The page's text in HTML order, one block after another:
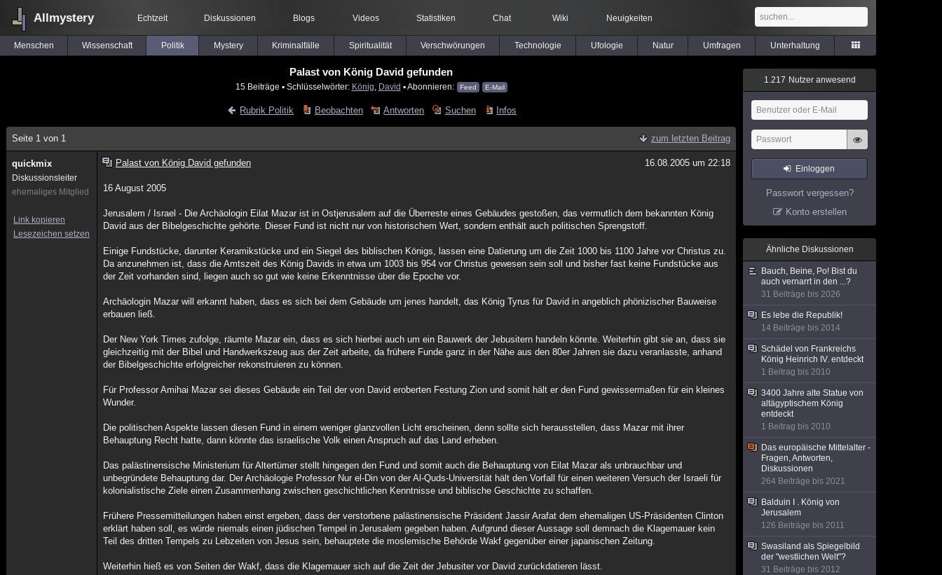
Allmystery Echtzeit Diskussionen Blogs Videos Statistiken Chat Wiki Neuigkeiten
Menschen Wissenschaft Politik Mystery Kriminalfälle Spiritualität Verschwörungen Technologie Ufologie Natur Umfragen Unterhaltung
Palast von König David gefunden
15 Beiträge ▪ Schlüsselwörter: König David ▪ Abonnieren: Feed E-Mail
Rubrik Politik Beobachten Antworten Suchen Infos
Seite 1 von 1 zum letzten Beitrag
quickmix
Diskussionsleiter
ehemaliges Mitglied
Link kopieren
Lesezeichen setzen
Palast von König David gefunden 16.08.2005 um 22:18
16 August 2005
Jerusalem / Israel - Die Archäologin Eilat Mazar ist in Ostjerusalem auf die Überreste eines Gebäudes gestoßen, das vermutlich dem bekannten König
David aus der Bibelgeschichte gehörte. Dieser Fund ist nicht nur von historischem Wert, sondern enthält auch politischen Sprengstoff.
Einige Fundstücke, darunter Keramikstücke und ein Siegel des biblischen Königs, lassen eine Datierung um die Zeit 1000 bis 1100 Jahre vor Christus zu.
Da anzunehmen ist, dass die Amtszeit des König Davids in etwa um 1003 bis 954 vor Christus gewesen sein soll und bisher fast keine Fundstücke aus
der Zeit vorhanden sind, liegen auch so gut wie keine Erkenntnisse über die Epoche vor.
Archäologin Mazar will erkannt haben, dass es sich bei dem Gebäude um jenes handelt, das König Tyrus für David in angeblich phönizischer Bauweise
erbauen ließ.
Der New York Times zufolge, räumte Mazar ein, dass es sich hierbei auch um ein Bauwerk der Jebusitern handeln könnte. Weiterhin gibt sie an, dass sie
gleichzeitig mit der Bibel und Handwerkszeug aus der Zeit arbeite, da frühere Funde ganz in der Nähe aus den 80er Jahren sie dazu veranlasste, anhand
der Bibelgeschichte erfolgreicher rekonstruieren zu können.
Für Professor Amihai Mazar sei dieses Gebäude ein Teil der von David eroberten Festung Zion und somit hält er den Fund gewissermaßen für ein kleines
Wunder.
Die politischen Aspekte lassen diesen Fund in einem weniger glanzvollen Licht erscheinen, denn sollte sich herausstellen, dass Mazar mit ihrer
Behauptung Recht hatte, dann könnte das israelische Volk einen Anspruch auf das Land erheben.
Das palästinensische Ministerium für Altertümer stellt hingegen den Fund und somit auch die Behauptung von Eilat Mazar als unbrauchbar und
unbegründete Behauptung dar. Der Archäologie Professor Nur el-Din von der Al-Quds-Universität hält den Vorfall für einen weiteren Versuch der Israeli für
kolonialistische Ziele einen Zusammenhang zwischen geschichtlichen Kenntnisse und biblische Geschichte zu schaffen.
Frühere Pressemitteilungen haben einst ergeben, dass der verstorbene palästinensische Präsident Jassir Arafat dem ehemaligen US-Präsidenten Clinton
erklärt haben soll, es würde niemals einen jüdischen Tempel in Jerusalem gegeben haben. Aufgrund dieser Aussage soll demnach die Klagemauer kein
Teil des dritten Tempels zu Lebzeiten von Jesus sein, behauptete die moslemische Behörde Wakf gegenüber einer japanischen Zeitung.
Weiterhin hieß es von Seiten der Wakf, dass die Klagemauer sich auf die Zeit der Jebusiter vor David zurückdatieren lässt.
1.217 Nutzer anwesend
Einloggen
Passwort vergessen?
Konto erstellen
Ähnliche Diskussionen
Bauch, Beine, Po! Bist du
auch vernarrt in den ...?
31 Beiträge bis 2026
Es lebe die Republik!
14 Beiträge bis 2014
Schädel von Frankreichs
König Heinrich IV. entdeckt
1 Beitrag bis 2010
3400 Jahre alte Statue von
altägyptischem König
entdeckt
1 Beitrag bis 2010
Das europäische Mittelalter -
Fragen, Antworten,
Diskussionen
264 Beiträge bis 2021
Balduin I . König von
Jerusalem
126 Beiträge bis 2011
Swasiland als Spiegelbild
der "westlichen Welt"?
31 Beiträge bis 2012